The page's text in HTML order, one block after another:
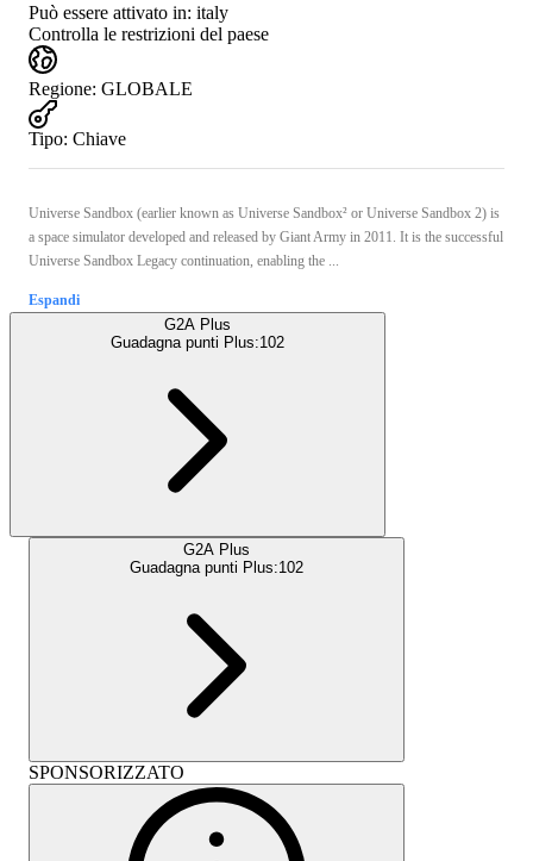
Può essere attivato in: italy
Controlla le restrizioni del paese
Regione: GLOBALE
Tipo: Chiave
Universe Sandbox (earlier known as Universe Sandbox² or Universe Sandbox 2) is
a space simulator developed and released by Giant Army in 2011. It is the successful
Universe Sandbox Legacy continuation, enabling the ...
Espandi
G2A Plus
Guadagna punti Plus:102
G2A Plus
Guadagna punti Plus:102
SPONSORIZZATO